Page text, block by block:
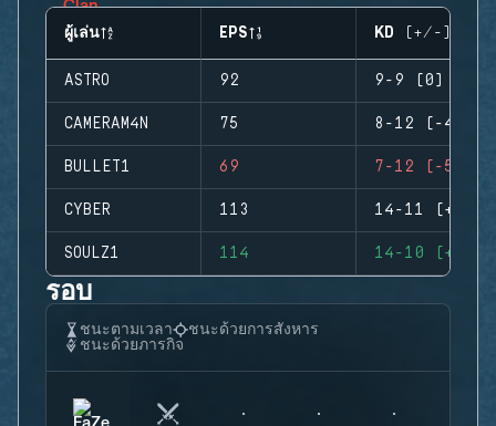
ผู้เล่น EPS KD (+/-)
ASTRO 92 9-9 (0)
CAMERAM4N 75 8-12 (-4)
BULLET1 69 7-12 (-5)
CYBER 113 14-11 (+3)
SOULZ1 114 14-10 (+4)
รอบ
ชนะตามเวลา
ชนะด้วยการสังหาร
ชนะด้วยภารกิจ